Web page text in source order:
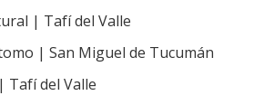
| Tafí del Valle
| San Miguel de Tucumán
Tafí del Valle